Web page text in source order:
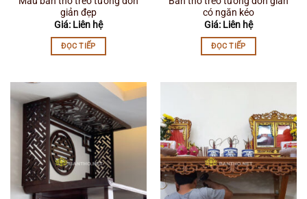
giản đẹp
Giá: Liên hệ
ĐỌC TIẾP
có ngăn kéo
Giá: Liên hệ
ĐỌC TIẾP